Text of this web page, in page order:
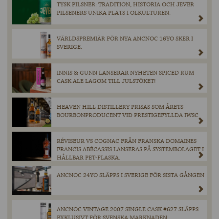
TYSK PILSNER: TRADITION, HISTORIA OCH JEVER
PILSENERS UNIKA PLATS I ÖLKULTUREN.
VÄRLDSPREMIÄR FÖR NYA ANCNOC 16YO SKER I
SVERIGE.
INNIS & GUNN LANSERAR NYHETEN SPICED RUM
CASK ALE LAGOM TILL JULSTÖKET!
HEAVEN HILL DISTILLERY PRISAS SOM ÅRETS
BOURBONPRODUCENT VID PRESTIGEFYLLDA IWSC
RÉVISEUR VS COGNAC FRÅN FRANSKA DOMAINES
FRANCIS ABÉCASSIS LANSERAS PÅ SYSTEMBOLAGET I
HÅLLBAR PET-FLASKA.
ANCNOC 24YO SLÄPPS I SVERIGE FÖR SISTA GÅNGEN
ANCNOC VINTAGE 2007 SINGLE CASK #627 SLÄPPS